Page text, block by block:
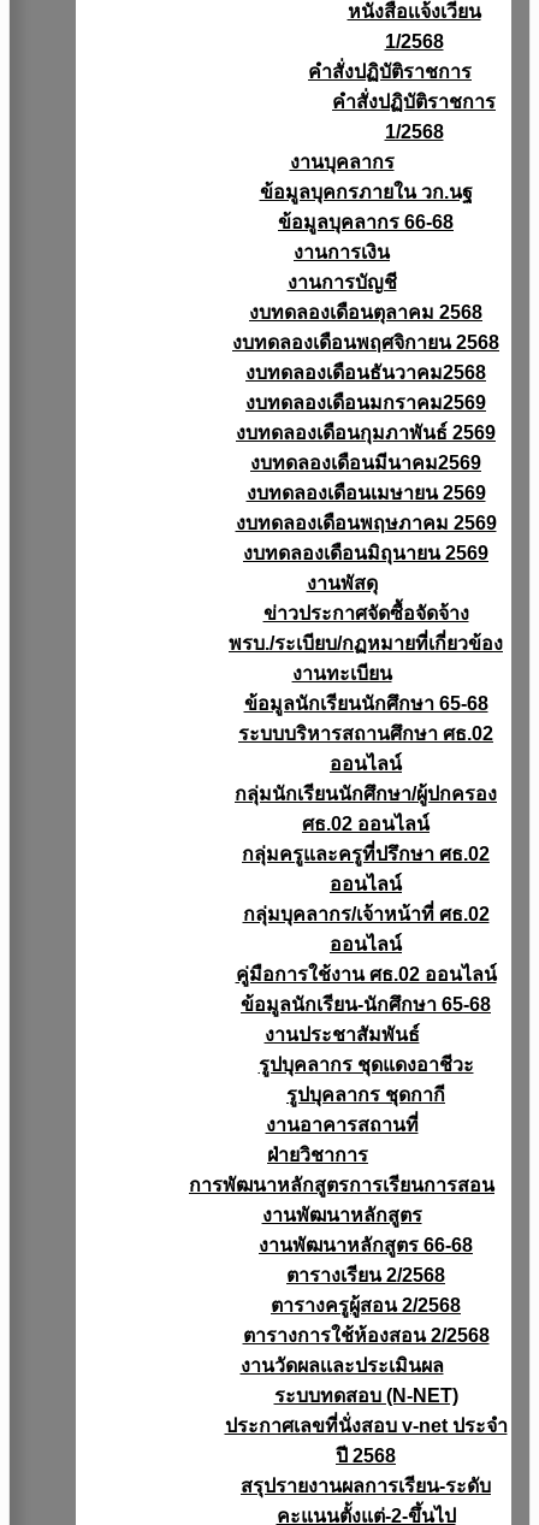
หนังสือเเจ้งเวียน
1/2568
คำสั่งปฏิบัติราชการ
คำสั่งปฏิบัติราชการ
1/2568
งานบุคลากร
ข้อมูลบุคกรภายใน วก.นฐ
ข้อมูลบุคลากร 66-68
งานการเงิน
งานการบัญชี
งบทดลองเดือนตุลาคม 2568
งบทดลองเดือนพฤศจิกายน 2568
งบทดลองเดือนธันวาคม2568
งบทดลองเดือนมกราคม2569
งบทดลองเดือนกุมภาพันธ์ 2569
งบทดลองเดือนมีนาคม2569
งบทดลองเดือนเมษายน 2569
งบทดลองเดือนพฤษภาคม 2569
งบทดลองเดือนมิถุนายน 2569
งานพัสดุ
ข่าวประกาศจัดซื้อจัดจ้าง
พรบ./ระเบียบ/กฏหมายที่เกี่ยวข้อง
งานทะเบียน
ข้อมูลนักเรียนนักศึกษา 65-68
ระบบบริหารสถานศึกษา ศธ.02
ออนไลน์
กลุ่มนักเรียนนักศึกษา/ผู้ปกครอง
ศธ.02 ออนไลน์
กลุ่มครูและครูที่ปรึกษา ศธ.02
ออนไลน์
กลุ่มบุคลากร/เจ้าหน้าที่ ศธ.02
ออนไลน์
คู่มือการใช้งาน ศธ.02 ออนไลน์
ข้อมูลนักเรียน-นักศึกษา 65-68
งานประชาสัมพันธ์
รูปบุคลากร ชุดแดงอาชีวะ
รูปบุคลากร ชุดกากี
งานอาคารสถานที่
ฝ่ายวิชาการ
การพัฒนาหลักสูตรการเรียนการสอน
งานพัฒนาหลักสูตร
งานพัฒนาหลักสูตร 66-68
ตารางเรียน 2/2568
ตารางครูผู้สอน 2/2568
ตารางการใช้ห้องสอน 2/2568
งานวัดผลเเละประเมินผล
ระบบทดสอบ (N-NET)
ประกาศเลขที่นั่งสอบ v-net ประจำ
ปี 2568
สรุปรายงานผลการเรียน-ระดับ
คะแนนตั้งแต่-2-ขึ้นไป